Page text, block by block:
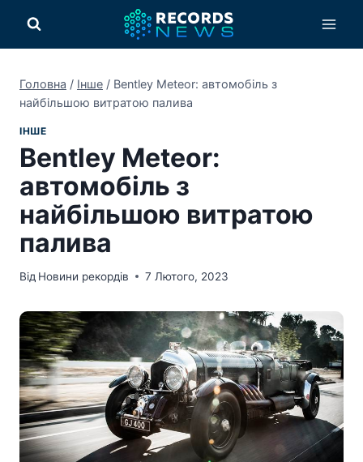
вмісту
Головна / Інше / Bentley Meteor: автомобіль з
найбільшою витратою палива
ІНШЕ
Bentley Meteor:
автомобіль з
найбільшою витратою
палива
Від Новини рекордів 7 Лютого, 2023